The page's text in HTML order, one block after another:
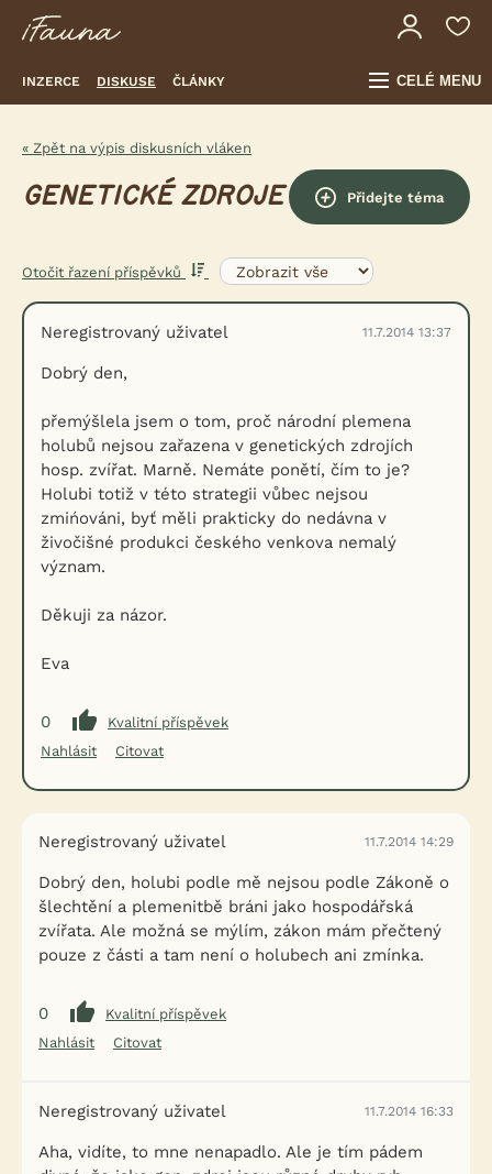
INZERCE DISKUSE ČLÁNKY CELÉ MENU
« Zpět na výpis diskusních vláken
GENETICKÉ ZDROJE Přidejte téma
Otočit řazení příspěvků
Neregistrovaný uživatel 11.7.2014 13:37
Dobrý den,
přemýšlela jsem o tom, proč národní plemena
holubů nejsou zařazena v genetických zdrojích
hosp. zvířat. Marně. Nemáte ponětí, čím to je?
Holubi totiž v této strategii vůbec nejsou
zmińováni, byť měli prakticky do nedávna v
živočišné produkci českého venkova nemalý
význam.
Děkuji za názor.
Eva
0
Kvalitní příspěvek
Nahlásit
Citovat
Neregistrovaný uživatel 11.7.2014 14:29
Dobrý den, holubi podle mě nejsou podle Zákoně o
šlechtění a plemenitbě bráni jako hospodářská
zvířata. Ale možná se mýlím, zákon mám přečtený
pouze z části a tam není o holubech ani zmínka.
0
Kvalitní příspěvek
Nahlásit
Citovat
Neregistrovaný uživatel 11.7.2014 16:33
Aha, vidíte, to mne nenapadlo. Ale je tím pádem